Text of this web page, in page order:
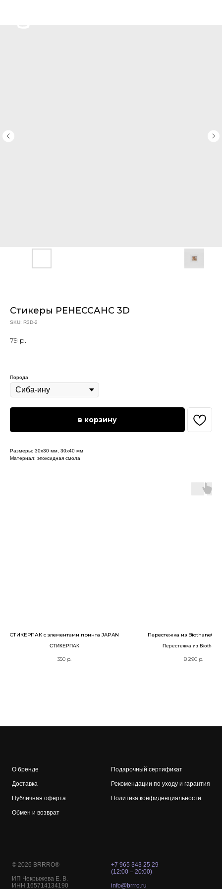
Стикеры РЕНЕССАНС 3D
SKU: R3D-2
79 р.
Порода
в корзину
Размеры: 30х30 мм, 30х40 мм
Материал: эпоксидная смола
СТИКЕРПАК с элементами принта JAPAN
СТИКЕРПАК
350 р.
Перестежка из Biothane®
Перестежка из
8 290 р.
О бренде
Доставка
Публичная оферта
Обмен и возврат
Подарочный сертификат
Рекомендации по уходу и гарантия
Политика конфиденциальности
© 2026 BRRRO®
ИП Чекрыжева Е. В.
ИНН 165714134190
+7 965 343 25 29
(12:00 – 20:00)
info@brrro.ru